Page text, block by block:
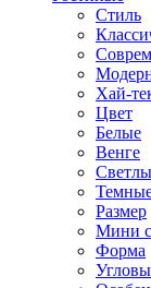
Стиль
Хай-
Цвет
Белые
Венге
Размер
Мини
Форма